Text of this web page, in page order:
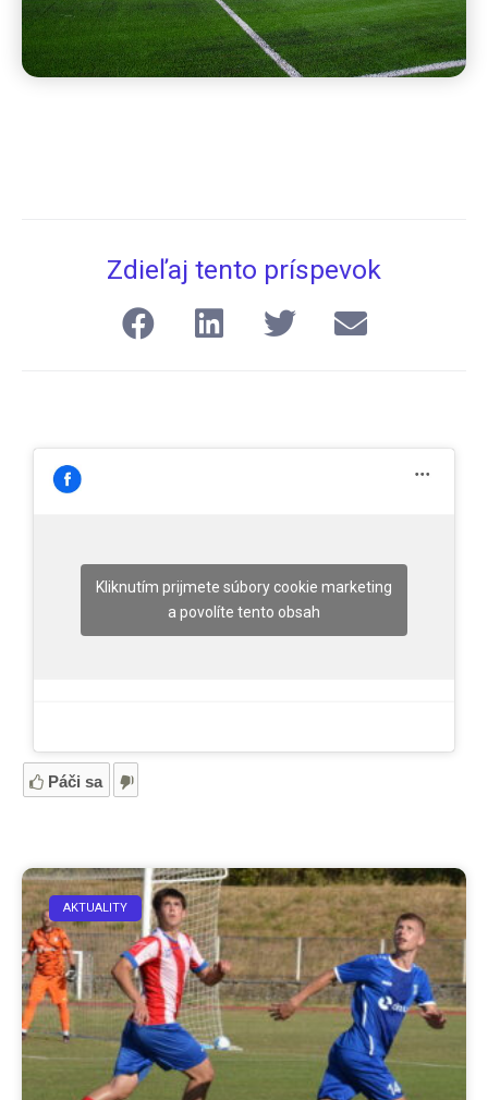
Zdieľaj tento príspevok
Kliknutím prijmete súbory cookie marketing
a povolíte tento obsah
Páči sa
AKTUALITY